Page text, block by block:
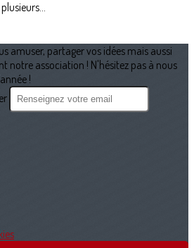
amuser, partager vos idées mais aussi
notre association ! N'hésitez pas à nous
!